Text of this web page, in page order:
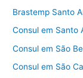
Brastemp Santo
Consul em Santo
Consul em São
Consul em São